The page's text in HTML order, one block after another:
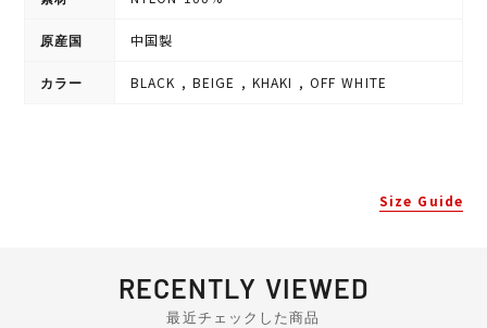
原産国 中国製
カラー BLACK , BEIGE , KHAKI , OFF WHITE
Size Guide
RECENTLY VIEWED
最近チェックした商品